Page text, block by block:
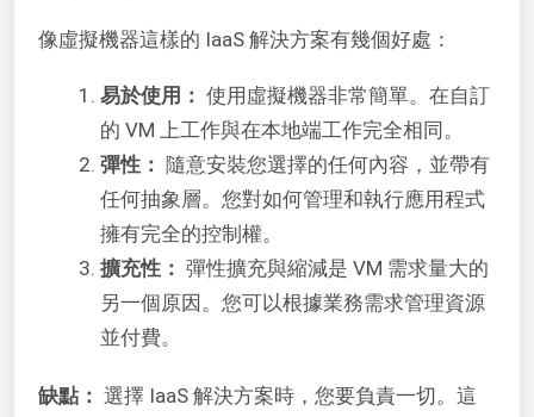
像虛擬機器這樣的 IaaS 解決方案有幾個好處：
易於使用： 使用虛擬機器非常簡單。在自訂
的 VM 上工作與在本地端工作完全相同。
彈性： 隨意安裝您選擇的任何內容，並帶有
任何抽象層。您對如何管理和執行應用程式
擁有完全的控制權。
擴充性： 彈性擴充與縮減是 VM 需求量大的
另一個原因。您可以根據業務需求管理資源
並付費。
缺點： 選擇 IaaS 解決方案時，您要負責一切。這